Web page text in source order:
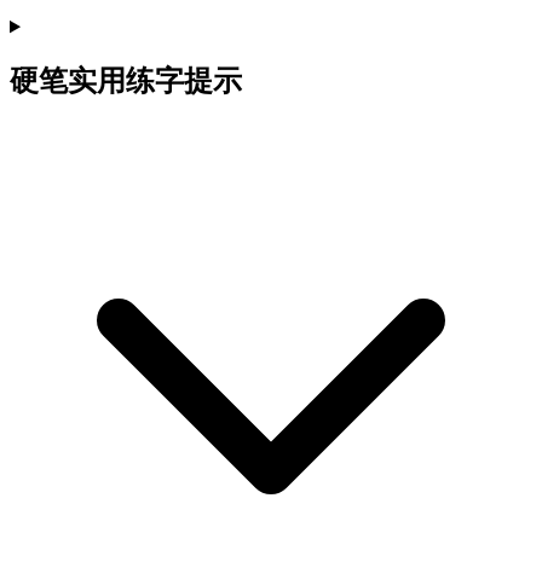
硬笔实用练字提示